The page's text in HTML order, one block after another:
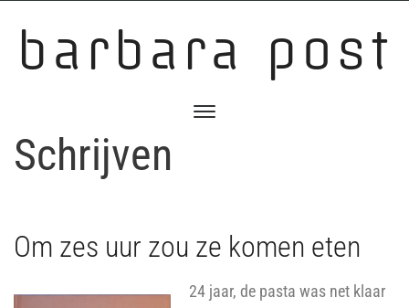
barbara post
Schrijven
Om zes uur zou ze komen eten
24 jaar, de pasta was net klaar